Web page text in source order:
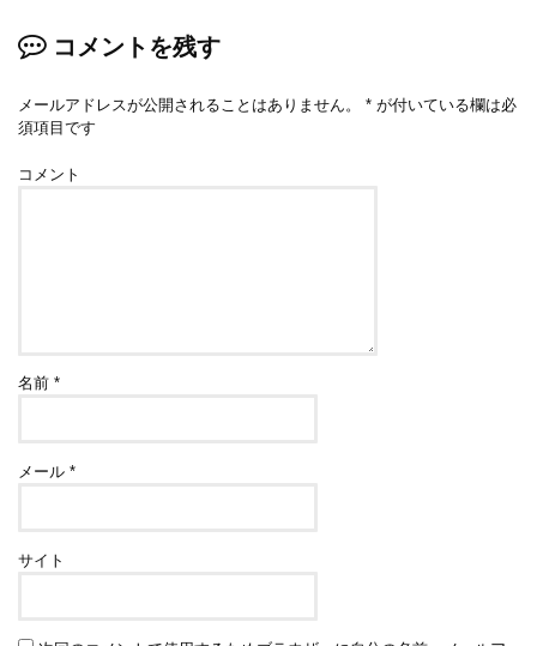
コメントを残す
メールアドレスが公開されることはありません。 * が付いている欄は必
須項目です
コメント
名前*
メール*
サイト